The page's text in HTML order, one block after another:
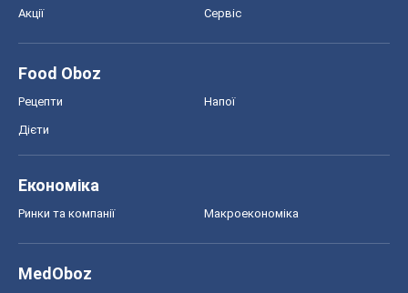
Акції Сервіс
Food Oboz
Рецепти Напої
Дієти
Економіка
Ринки та компанії Макроекономіка
MedOboz